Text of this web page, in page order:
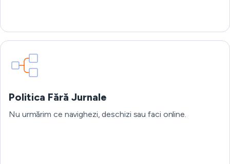
Politica Fără Jurnale
Nu urmărim ce navighezi, deschizi sau faci online.